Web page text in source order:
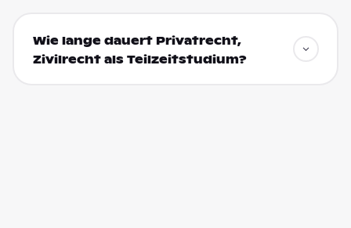
Wie lange dauert Privatrecht,
Zivilrecht als Teilzeitstudium?